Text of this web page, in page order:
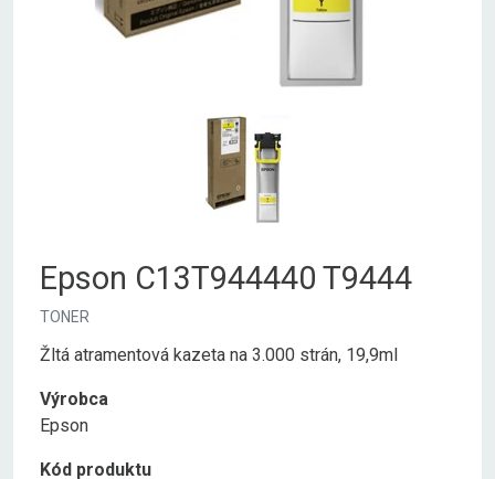
Epson C13T944440 T9444
TONER
Žltá atramentová kazeta na 3.000 strán, 19,9ml
Výrobca
Epson
Kód produktu